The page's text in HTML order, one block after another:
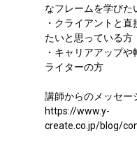
なフレームを学びた
・クライアントと
たいと思っている⽅
・キャリアアップ
ライターの⽅
講師からのメッセー
https://www.y-
create.co.jp/blog/